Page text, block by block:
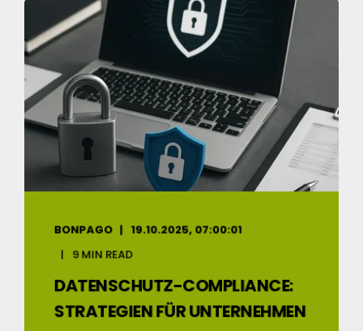
BONPAGO
19.10.2025, 07:00:01
9 MIN READ
DATENSCHUTZ-COMPLIANCE:
STRATEGIEN FÜR UNTERNEHMEN